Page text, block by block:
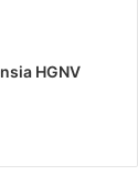
HGNV